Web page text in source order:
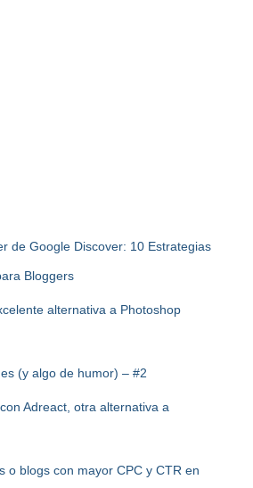
de Google Discover: 10 Estrategias
Bloggers
alternativa a Photoshop
(y algo de humor) – #2
Adreact, otra alternativa a
o blogs con mayor CPC y CTR en